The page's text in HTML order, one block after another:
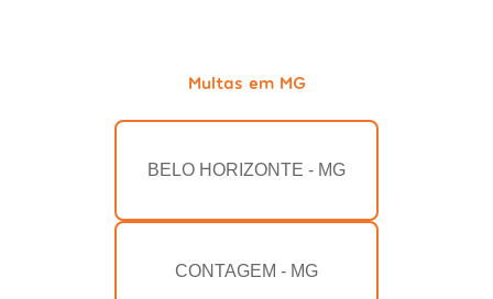
Multas em MG
BELO HORIZONTE - MG
CONTAGEM - MG